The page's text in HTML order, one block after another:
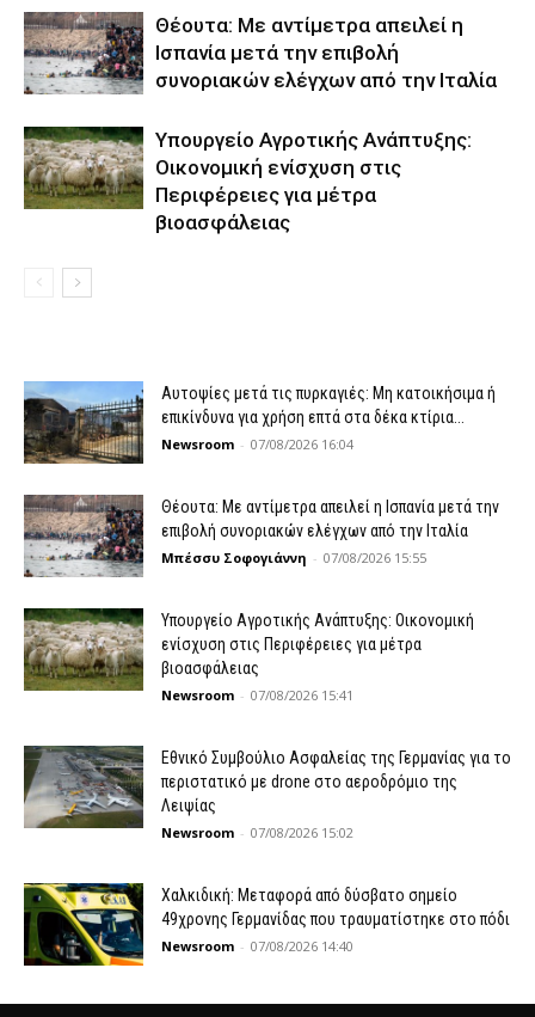
Θέουτα: Με αντίμετρα απειλεί η
Ισπανία μετά την επιβολή
συνοριακών ελέγχων από την Ιταλία
Υπουργείο Αγροτικής Ανάπτυξης:
Οικονομική ενίσχυση στις
Περιφέρειες για μέτρα
βιοασφάλειας
Αυτοψίες μετά τις πυρκαγιές: Μη κατοικήσιμα ή
επικίνδυνα για χρήση επτά στα δέκα κτίρια...
Newsroom - 07/08/2026 16:04
Θέουτα: Με αντίμετρα απειλεί η Ισπανία μετά την
επιβολή συνοριακών ελέγχων από την Ιταλία
Μπέσσυ Σοφογιάννη - 07/08/2026 15:55
Υπουργείο Αγροτικής Ανάπτυξης: Οικονομική
ενίσχυση στις Περιφέρειες για μέτρα
βιοασφάλειας
Newsroom - 07/08/2026 15:41
Εθνικό Συμβούλιο Ασφαλείας της Γερμανίας για το
περιστατικό με drone στο αεροδρόμιο της
Λειψίας
Newsroom - 07/08/2026 15:02
Χαλκιδική: Μεταφορά από δύσβατο σημείο
49χρονης Γερμανίδας που τραυματίστηκε στο πόδι
Newsroom - 07/08/2026 14:40